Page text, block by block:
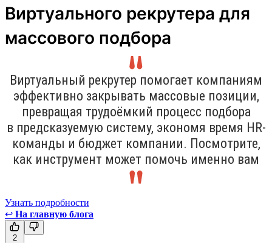
Виртуального рекрутера для
массового подбора
Виртуальный рекрутер помогает компаниям
эффективно закрывать массовые позиции,
превращая трудоёмкий процесс подбора
в предсказуемую систему, экономя время HR-
команды и бюджет компании. Посмотрите,
как инструмент может помочь именно вам
Узнать подробности
↩ На главную блога
2